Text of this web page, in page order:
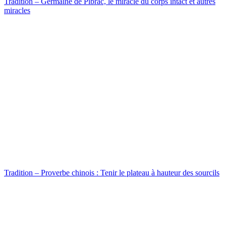
miracles
Tradition – Proverbe chinois : Tenir le plateau à hauteur des sourcils